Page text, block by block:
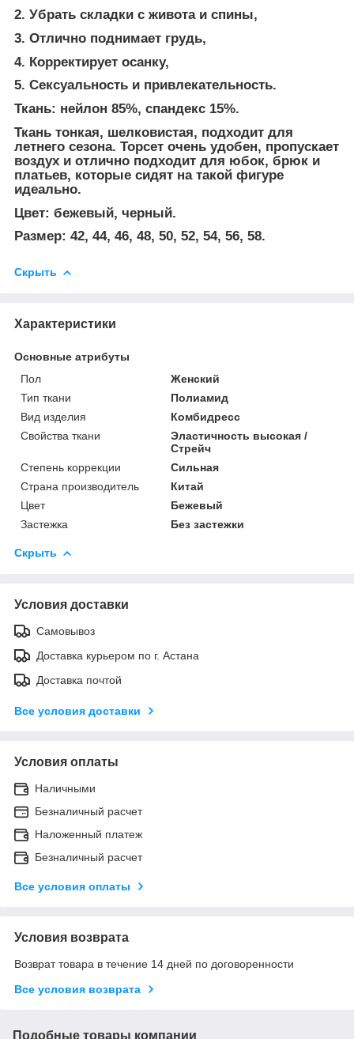
2. Убрать складки с живота и спины,
3. Отлично поднимает грудь,
4. Корректирует осанку,
5. Сексуальность и привлекательность.
Ткань: нейлон 85%, спандекс 15%.
Ткань тонкая, шелковистая, подходит для
летнего сезона. Торсет очень удобен, пропускает
воздух и отлично подходит для юбок, брюк и
платьев, которые сидят на такой фигуре
идеально.
Цвет: бежевый, черный.
Размер: 42, 44, 46, 48, 50, 52, 54, 56, 58.
Скрыть
Характеристики
Основные атрибуты
Пол
Женский
Тип ткани
Полиамид
Вид изделия
Комбидресс
Свойства ткани
Эластичность высокая /
Стрейч
Степень коррекции
Сильная
Страна производитель
Китай
Цвет
Бежевый
Застежка
Без застежки
Скрыть
Условия доставки
Самовывоз
Доставка курьером по г. Астана
Доставка почтой
Все условия доставки
Условия оплаты
Наличными
Безналичный расчет
Наложенный платеж
Безналичный расчет
Все условия оплаты
Условия возврата
Возврат товара в течение 14 дней по договоренности
Все условия возврата
Подобные товары компании